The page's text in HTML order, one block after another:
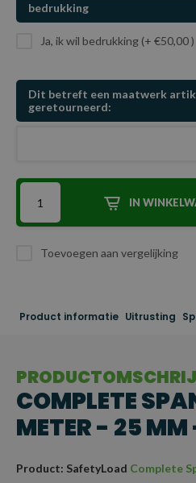
bedrukking
Ja, ik wil bedrukking (+ €50,00 )
Dit betreft een maatwerk
geretourneerd:
IN
Toevoegen aan vergelijking
Product informatie Uitrusting
COMPLETE
METER - 25
Product: SafetyLoad Complete